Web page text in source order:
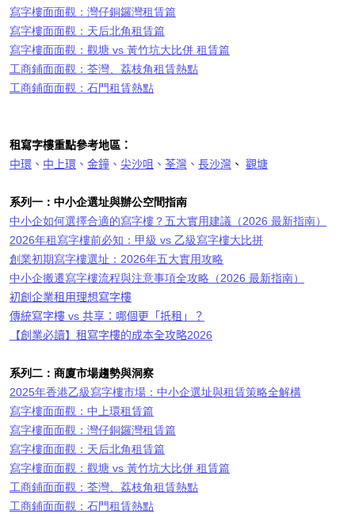
寫字樓面面觀：灣仔銅鑼灣租賃篇
寫字樓面面觀：天后北角租賃篇
寫字樓面面觀：觀塘 vs 黃竹坑大比併 租賃篇
工商鋪面面觀：荃灣、荔枝角租賃熱點
工商鋪面面觀：石門租賃熱點
租寫字樓重點參考地區：
中環 、 中上環 、 金鐘 、 尖沙咀 、 荃灣 、 長沙灣 、 觀塘
系列一：中小企選址與辦公空間指南
中小企如何選擇合適的寫字樓？五大實用建議（2026 最新指南）
2026年租寫字樓前必知：甲級 vs 乙級寫字樓大比拼
創業初期寫字樓選址：2026年五大實用攻略
中小企搬遷寫字樓流程與注意事項全攻略（2026 最新指南）
初創企業租用理想寫字樓
傳統寫字樓 vs 共享：哪個更「抵租」？
【創業必讀】租寫字樓的成本全攻略2026
系列二：商廈市場趨勢與洞察
2025年香港乙級寫字樓市場：中小企選址與租賃策略全解構
寫字樓面面觀：中上環租賃篇
寫字樓面面觀：灣仔銅鑼灣租賃篇
寫字樓面面觀：天后北角租賃篇
寫字樓面面觀：觀塘 vs 黃竹坑大比併 租賃篇
工商鋪面面觀：荃灣、荔枝角租賃熱點
工商鋪面面觀：石門租賃熱點